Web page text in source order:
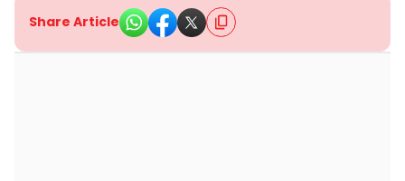
Share Article